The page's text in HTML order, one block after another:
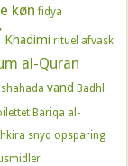
køn fidya
Khadimi rituel afvask
al-Quran
shahada vand Badhl
Bariqa al-
snyd opsparing